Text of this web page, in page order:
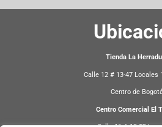
Tienda La
Calle 12 # 13-47 Locales
Centro de
Centro Comercial El